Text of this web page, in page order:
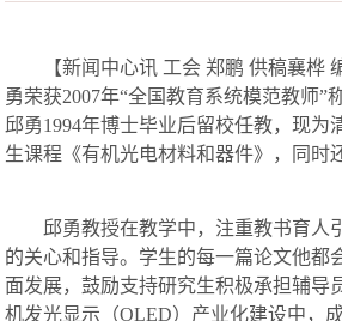
【新闻中心讯 工会 郑鹏 供稿襄桦
勇荣获2007年“全国教育系统模范教师”
邱勇1994年博士毕业后留校任教，现为
生课程《有机光电材料和器件》，同时
邱勇教授在教学中，注重教书育人
的关心和指导。学生的每一篇论文他都
面发展，鼓励支持研究生积极承担辅导
机发光显示（OLED）产业化建设中，